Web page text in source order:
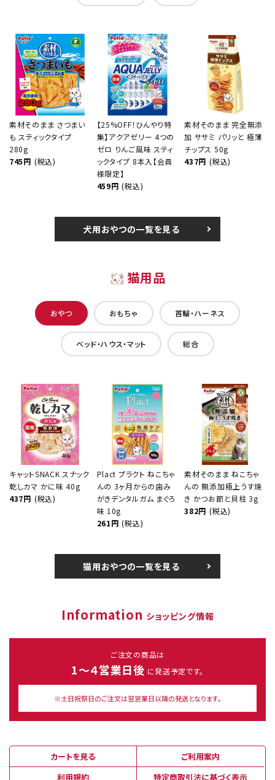
素材そのまま さつまい
も スティックタイプ
280g
745円 (税込)
【25%OFF！ひんやり特
集】アクアゼリー 4つの
ゼロ りんご風味 スティ
ックタイプ 8本入【会員
様限定】
459円 (税込)
素材そのまま 完全無添
加 ササミ パリッと 極薄
チップス 50g
437円 (税込)
犬用おやつの一覧を見る
猫用品
おやつ おもちゃ 首輪・ハーネス
ベッド・ハウス・マット 総合
キャットSNACK スナック
乾しカマ かに味 40g
437円 (税込)
Plact プラクト ねこちゃ
んの 3ヶ月からの歯み
がきデンタルガム まぐろ
味 10g
261円 (税込)
素材そのまま ねこちゃ
んの 無添加極上うす焼
き かつお節と貝柱 3g
382円 (税込)
猫用おやつの一覧を見る
Information ショッピング情報
ご注文の商品は
1～４営業日後 に発送予定です。
※土日祝祭日のご注文は翌営業日以降の発送となります。
カートを見る
ご利用案内
利用規約
特定商取引法に基づく表示